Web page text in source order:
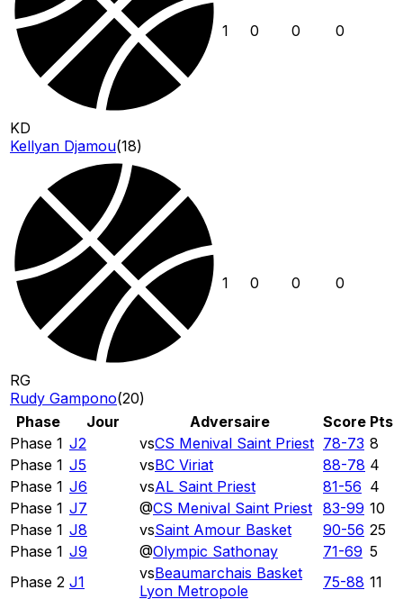
KD
Kellyan Djamou(18)
1 0 0 0
RG
Rudy Gampono(20)
1 0 0 0
Phase Jour Adversaire Score Pts
Phase 1 J2 vsCS Menival Saint Priest 78-73 8
Phase 1 J5 vsBC Viriat 88-78 4
Phase 1 J6 vsAL Saint Priest 81-56 4
Phase 1 J7 @CS Menival Saint Priest 83-99 10
Phase 1 J8 vsSaint Amour Basket 90-56 25
Phase 1 J9 @Olympic Sathonay 71-69 5
Phase 2 J1 vsBeaumarchais Basket
Lyon Metropole
75-88 11